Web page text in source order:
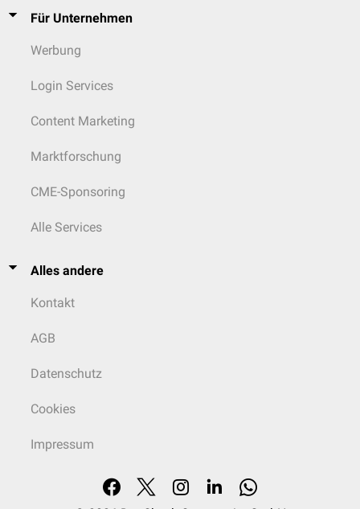
Für Unternehmen
Werbung
Login Services
Content Marketing
Marktforschung
CME-Sponsoring
Alle Services
Alles andere
Kontakt
AGB
Datenschutz
Cookies
Impressum